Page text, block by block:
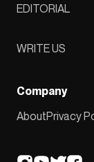
EDITORIAL
WRITE US
Company
AboutPrivacy